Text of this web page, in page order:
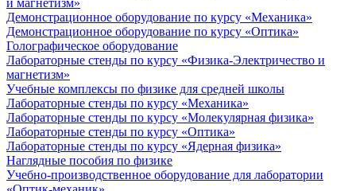
и магнетизм»
Демонстрационное оборудование по курсу «Механика»
Демонстрационное оборудование по курсу «Оптика»
Голографическое оборудование
Лабораторные стенды по курсу «Физика-Электричество и
магнетизм»
Учебные комплексы по физике для средней школы
Лабораторные стенды по курсу «Механика»
Лабораторные стенды по курсу «Молекулярная физика»
Лабораторные стенды по курсу «Оптика»
Лабораторные стенды по курсу «Ядерная физика»
Наглядные пособия по физике
Учебно-производственное оборудование для лаборатории